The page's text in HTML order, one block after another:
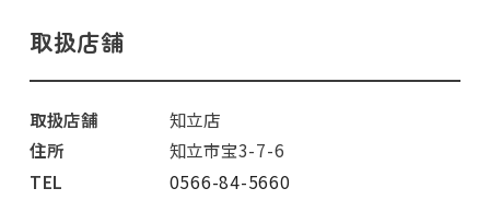
取扱店舗
取扱店舗
知立店
住所
知立市宝3-7-6
TEL
0566-84-5660